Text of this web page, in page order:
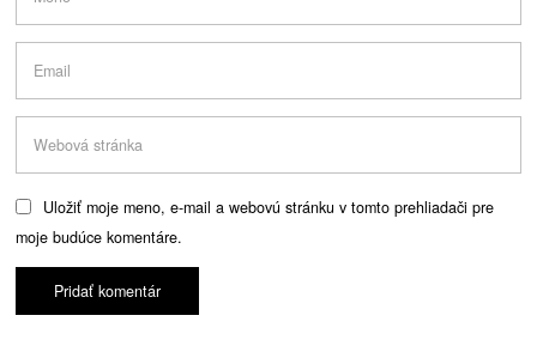
Uložiť moje meno, e-mail a webovú stránku v tomto prehliadači pre
moje budúce komentáre.